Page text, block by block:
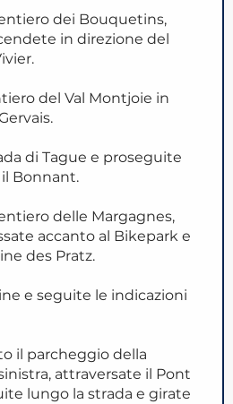
dei Bouquetins,
in direzione del
del Val Montjoie in
di Tague e proseguite
Bonnant.
delle Margagnes,
accanto al Bikepark e
des Pratz.
e seguite le indicazioni
il parcheggio della
attraversate il Pont
lungo la strada e girate